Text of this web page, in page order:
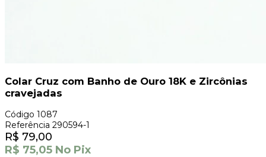
Colar Cruz com Banho de Ouro 18K e Zircônias
cravejadas
Código 1087
Referência 290594-1
R$ 79,00
R$ 75,05 No Pix